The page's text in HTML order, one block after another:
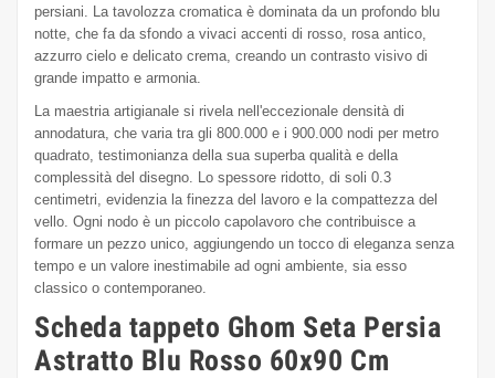
persiani. La tavolozza cromatica è dominata da un profondo blu
notte, che fa da sfondo a vivaci accenti di rosso, rosa antico,
azzurro cielo e delicato crema, creando un contrasto visivo di
grande impatto e armonia.
La maestria artigianale si rivela nell'eccezionale densità di
annodatura, che varia tra gli 800.000 e i 900.000 nodi per metro
quadrato, testimonianza della sua superba qualità e della
complessità del disegno. Lo spessore ridotto, di soli 0.3
centimetri, evidenzia la finezza del lavoro e la compattezza del
vello. Ogni nodo è un piccolo capolavoro che contribuisce a
formare un pezzo unico, aggiungendo un tocco di eleganza senza
tempo e un valore inestimabile ad ogni ambiente, sia esso
classico o contemporaneo.
Scheda tappeto Ghom Seta Persia
Astratto Blu Rosso 60x90 Cm